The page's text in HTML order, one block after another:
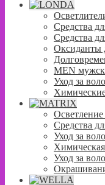
Средства
Средства
Оксиданты
MEN
Уход за
Осветление
Средства
Уход за
Уход за